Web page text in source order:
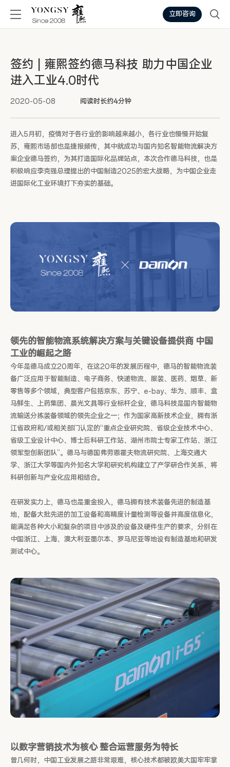
立即咨询
签约 | 雍熙签约德马科技 助力中国企业
进入工业4.0时代
2020-05-08 阅读时长约4分钟
进入5月初，疫情对于各行业的影响越来越小，各行业也慢慢开始复
苏，雍熙市场部也是捷报频传，其中就成功与国内知名智能物流解决方
案企业德马签约，为其打造国际化品牌站点，本次合作德马科技，也是
积极响应李克强总理提出的中国制造2025的宏大战略，为中国企业走
进国际化工业环境打下夯实的基础。
领先的智能物流系统解决方案与关键设备提供商 中国
工业的崛起之路
今年是德马成立20周年，在这20年的发展历程中，德马的智能物流装
备广泛应用于智能制造、电子商务、快递物流、服装、医药、烟草、新
零售等多个领域，典型客户包括京东、苏宁、e-bay、华为、顺丰、盒
马鲜生、上药集团、晨光文具等行业标杆企业，德马科技是国内智能物
流输送分拣装备领域的领先企业之一；作为国家高新技术企业，拥有浙
江省政府和/或相关部门认定的“重点企业研究院、省级企业技术中心、
省级工业设计中心、博士后科研工作站、湖州市院士专家工作站、浙江
领军型创新团队”。德马与德国弗劳恩霍夫物流研究院、上海交通大
学、浙江大学等国内外知名大学和研究机构建立了产学研合作关系，将
科研创新与产业化应用相结合。
在研发实力上，德马也是重金投入，德马拥有技术装备先进的制造基
地，配备大批先进的加工设备和高精度计量检测等设备并高度信息化，
能满足各种大小和复杂的项目中涉及的设备及硬件生产的要求，分别在
中国浙江、上海、澳大利亚墨尔本、罗马尼亚等地设有制造基地和研发
测试中心。
以数字营销技术为核心 整合运营服务为特长
曾几何时，中国工业发展之路非常艰难，核心技术都被欧美大国牢牢掌